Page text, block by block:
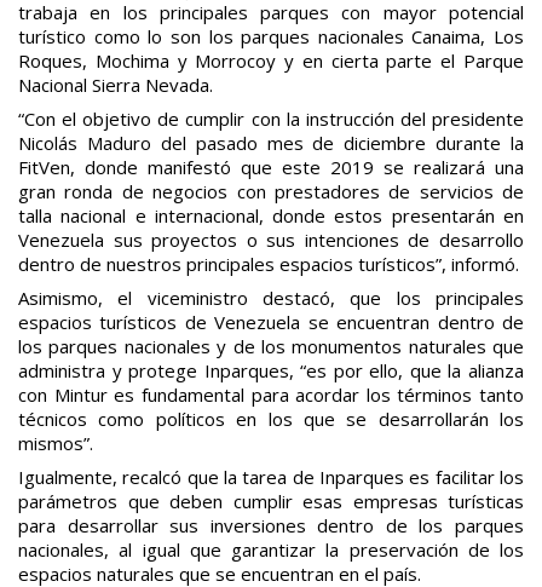
trabaja en los principales parques con mayor potencial
turístico como lo son los parques nacionales Canaima, Los
Roques, Mochima y Morrocoy y en cierta parte el Parque
Nacional Sierra Nevada.
“Con el objetivo de cumplir con la instrucción del presidente
Nicolás Maduro del pasado mes de diciembre durante la
FitVen, donde manifestó que este 2019 se realizará una
gran ronda de negocios con prestadores de servicios de
talla nacional e internacional, donde estos presentarán en
Venezuela sus proyectos o sus intenciones de desarrollo
dentro de nuestros principales espacios turísticos”, informó.
Asimismo, el viceministro destacó, que los principales
espacios turísticos de Venezuela se encuentran dentro de
los parques nacionales y de los monumentos naturales que
administra y protege Inparques, “es por ello, que la alianza
con Mintur es fundamental para acordar los términos tanto
técnicos como políticos en los que se desarrollarán los
mismos”.
Igualmente, recalcó que la tarea de Inparques es facilitar los
parámetros que deben cumplir esas empresas turísticas
para desarrollar sus inversiones dentro de los parques
nacionales, al igual que garantizar la preservación de los
espacios naturales que se encuentran en el país.